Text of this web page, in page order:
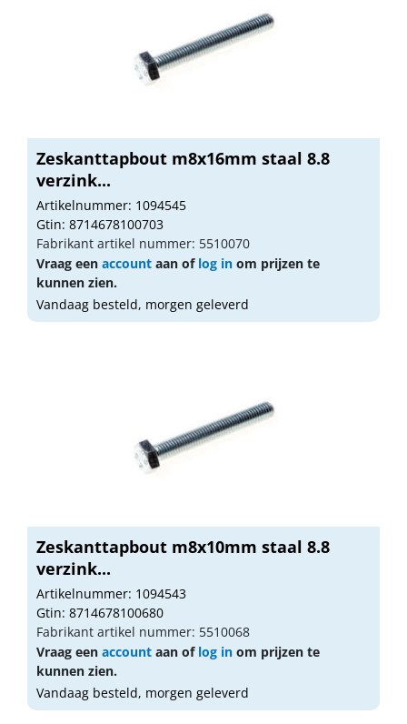
Zeskanttapbout m8x16mm staal 8.8
verzink...
Artikelnummer: 1094545
Gtin: 8714678100703
Fabrikant artikel nummer: 5510070
Vraag een account aan of log in om prijzen te
kunnen zien.
Vandaag besteld, morgen geleverd
Zeskanttapbout m8x10mm staal 8.8
verzink...
Artikelnummer: 1094543
Gtin: 8714678100680
Fabrikant artikel nummer: 5510068
Vraag een account aan of log in om prijzen te
kunnen zien.
Vandaag besteld, morgen geleverd